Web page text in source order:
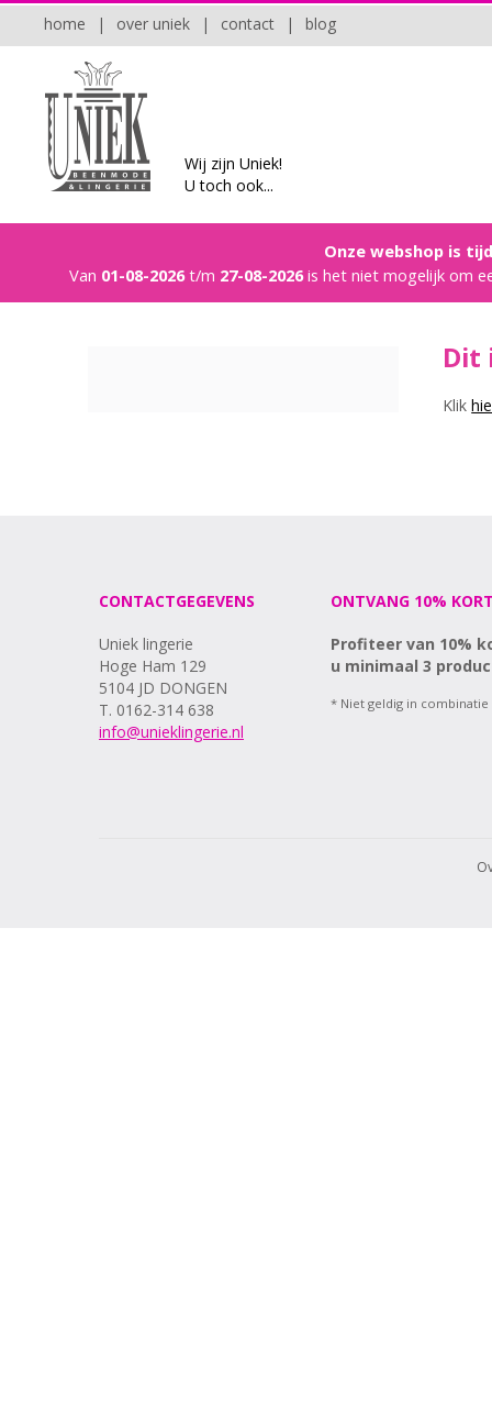
blog
|
contact
|
over uniek
|
home
Wij zijn Uniek!
U toch ook...
Onze webshop is
Van 01-08-2026t/m 27-08-2026is het niet mogelijk om
Dit
Klik
CONTACTGEGEVENS
Uniek lingerie
Hoge Ham 129
5104 JD DONGEN
T. 0162-314 638
info@unieklingerie.nl
ONTVANG 10%
Profiteer van 10%
u minimaal 3
* Niet geldig in